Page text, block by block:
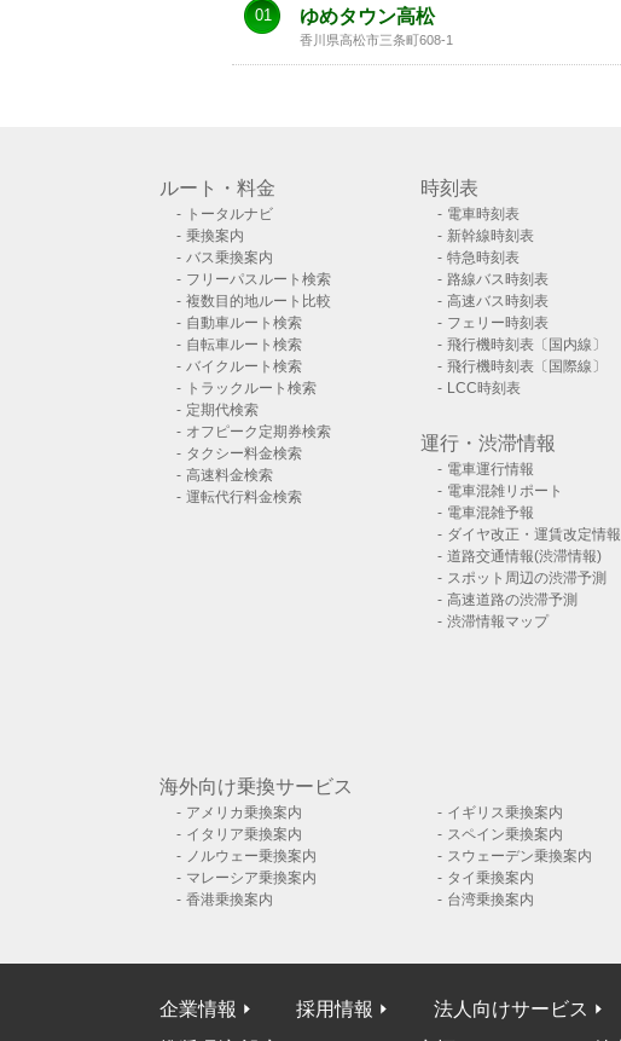
01 ゆめタウン高松
香川県高松市三条町608-1
ルート・料金
トータルナビ
乗換案内
バス乗換案内
フリーパスルート検索
複数目的地ルート比較
自動車ルート検索
自転車ルート検索
バイクルート検索
トラックルート検索
定期代検索
オフピーク定期券検索
タクシー料金検索
高速料金検索
運転代行料金検索
時刻表
電車時刻表
新幹線時刻表
特急時刻表
路線バス時刻表
高速バス時刻表
フェリー時刻表
飛行機時刻表〔国内線〕
飛行機時刻表〔国際線〕
LCC時刻表
運行・渋滞情報
電車運行情報
電車混雑リポート
電車混雑予報
ダイヤ改正・運賃改定情報
道路交通情報(渋滞情報)
スポット周辺の渋滞予測
高速道路の渋滞予測
渋滞情報マップ
海外向け乗換サービス
アメリカ乗換案内 イギリス乗換案内
イタリア乗換案内
スペイン乗換案内
ノルウェー乗換案内
スウェーデン乗換案内
マレーシア乗換案内
タイ乗換案内
香港乗換案内
台湾乗換案内
企業情報 採用情報 法人向けサービス